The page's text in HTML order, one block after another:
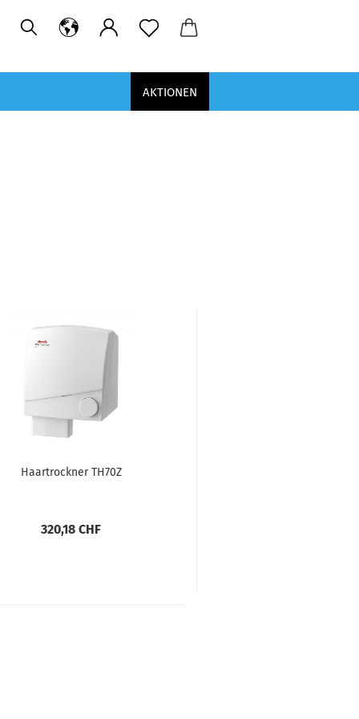
AKTIONEN
Haartrockner TH70Z
320,18 CHF